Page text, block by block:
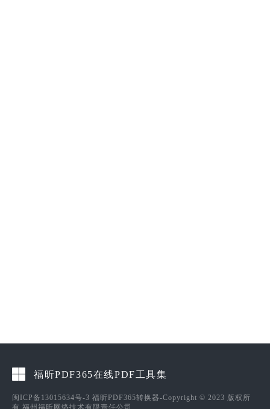
福昕PDF365在线PDF工具集
闽ICP备13015634号-3 福昕PDF365转换器-Copyright © 2023 版权所
有 福州福昕网络技术有限责任公司